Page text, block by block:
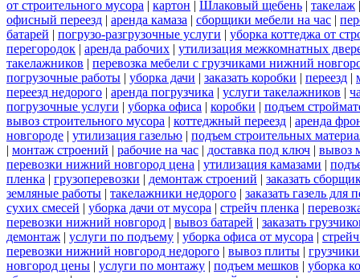
от строительного мусора | картон | Шлаковый щебень | такелаж
офисный переезд | аренда камаза | сборщики мебели на час |
батарей | погрузо-разгрузочные услуги | уборка коттеджа от
перегородок | аренда рабочих | утилизация межкомнатных
такелажников | перевозка мебели с грузчиками нижний
погрузочные работы | уборка дачи | заказать коробки | переезд |
переезд недорого | аренда погрузчика | услуги такелажников |
погрузочные услуги | уборка офиса | коробки | подъем
вывоз строительного мусора | коттеджный переезд | аренда
новгороде | утилизация газелью | подъем строительных
| монтаж строений | рабочие на час | доставка под ключ | вывоз
перевозки нижний новгород цена | утилизация камазами |
пленка | грузоперевозки | демонтаж строений | заказать
земляные работы | такелажники недорого | заказать газель
сухих смесей | уборка дачи от мусора | стрейч пленка |
перевозки нижний новгород | вывоз батарей | заказать
демонтаж | услуги по подъему | уборка офиса от мусора |
перевозки нижний новгород недорого | вывоз плиты |
новгород цены | услуги по монтажу | подъем мешков | уборка